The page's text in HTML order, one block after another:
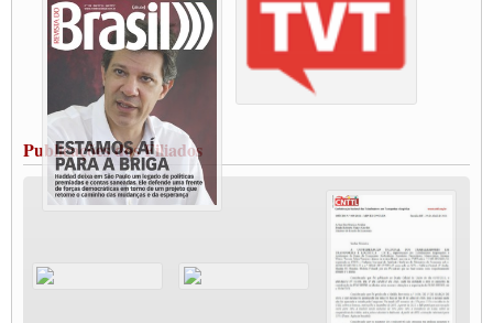
Paralisação dos Caminhoneiros na #BR285, entrocamento que liga o Mercosul ao
Rio Grande
Caminhoneiros bloqueiam duas faixas na Castello Branco e fazem protesto
Modal-Live #13 Aumento da Violência Contra Mulher e o Adoecimento da Classe
Trabalhadora em Tempos de Pandemia
MODAL-LIVE#12 POLÍTICAS PÚBLICAS DE TRANSPORTE PARA A
CLASSE TRABALHADORA E ELEIÇÕES NA PANDEMIA
MODAL-LIVE#11 POLÍTICAS PÚBLICAS DE TRANSPORTE
JUVENTUDE DO TRANSPORTE: POR QUE DEVEMOS NOS ORGANIZAR?
Fabio Primo testa positivo para Coronavírus, mas está bem de saúde
Modal-Live#9 Quais são os direitos dos trabalhador@s que contraem a Covid-19 na
Participe da Campanha Fora Bolsonaro
CNTTL e FECOOTAC apoiam Campanha de testes de COVID-19 para
Publicações dos Filiados